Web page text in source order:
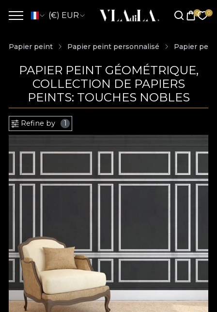
(€) EUR
Papier peint Papier peint personnalisé Papier
PAPIER PEINT GÉOMÉTRIQUE,
COLLECTION DE PAPIERS
PEINTS: TOUCHES NOBLES
Refine by 1